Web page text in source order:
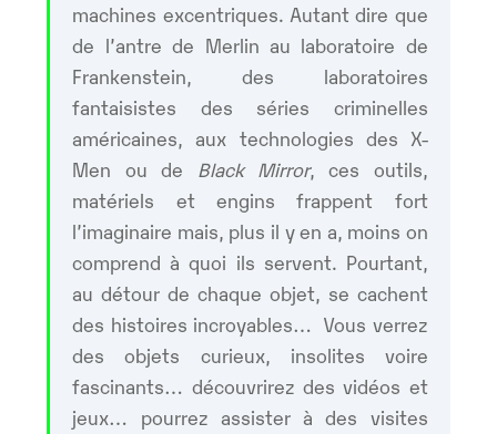
machines excentriques. Autant dire que
de l’antre de Merlin au laboratoire de
Frankenstein, des laboratoires
fantaisistes des séries criminelles
américaines, aux technologies des X-
Men ou de Black Mirror, ces outils,
matériels et engins frappent fort
l’imaginaire mais, plus il y en a, moins on
comprend à quoi ils servent. Pourtant,
au détour de chaque objet, se cachent
des histoires incroyables… Vous verrez
des objets curieux, insolites voire
fascinants… découvrirez des vidéos et
jeux… pourrez assister à des visites